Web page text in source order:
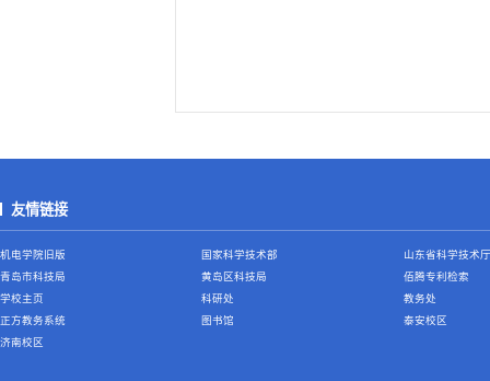
友情链接
机电学院旧版 国家科学技术部
山东省科学技术厅
青岛市科技局
黄岛区科技局
佰腾专利检索
学校主页
科研处
教务处
正方教务系统
图书馆
泰安校区
济南校区